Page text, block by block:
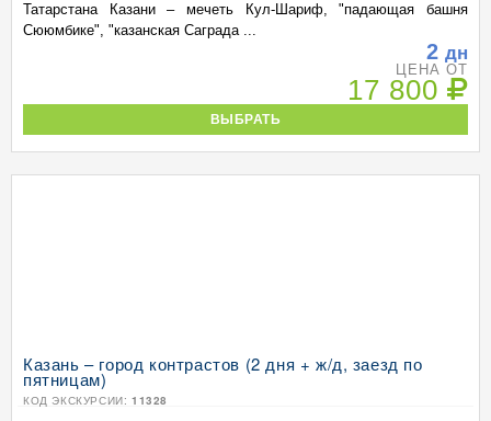
Татарстана Казани – мечеть Кул-Шариф, "падающая башня
Сююмбике", "казанская Саграда ...
2 дн
ЦЕНА ОТ
17 800
ВЫБРАТЬ
Казань – город контрастов (2 дня + ж/д, заезд по
пятницам)
КОД ЭКСКУРСИИ: 11328